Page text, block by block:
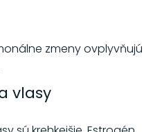
zmeny ovplyvňujú
vlasy